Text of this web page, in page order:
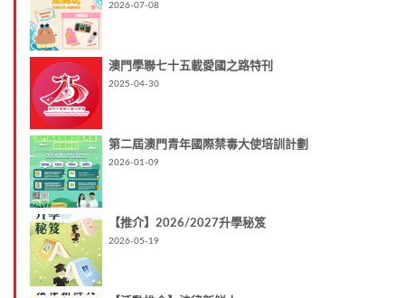
2026-07-08
澳門學聯七十五載愛國之路特刊
2025-04-30
第二屆澳門青年國際禁毒大使培訓計劃
2026-01-09
【推介】2026/2027升學秘笈
2026-05-19